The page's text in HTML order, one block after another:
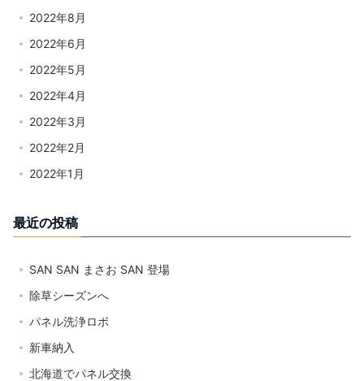
2022年8月
2022年6月
2022年5月
2022年4月
2022年3月
2022年2月
2022年1月
最近の投稿
SAN SAN まさお SAN 登場
除草シーズンへ
パネル洗浄ロボ
新車納入
北海道でパネル交換